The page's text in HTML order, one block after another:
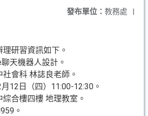
發布單位： 教務處 |
研習資訊如下。
天機器人設計。
會科 林誌良老師。
12日（四）11:00-12:30。
合樓四樓 地理教室。
。